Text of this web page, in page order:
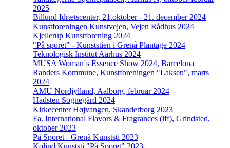
2025
Billund Idrætscenter, 21.oktober - 21. december 2024
Kunstforeningen Kunstvejen, Vejen Rådhus 2024
Kjellerup Kunstforening 2024
"På sporet" - Kunststien i Grenå Plantage 2024
Teknologisk Institut Aarhus 2024
MUSA Woman´s Essence Show 2024, Barcelona
Randers Kommune, Kunstforeningen "Laksen", marts
2024
AMU Nordjylland, Aalborg, februar 2024
Hadsten Sognegård 2024
Kirkecenter Højvangen, Skanderborg 2023
Fa. International Flavors & Fragrances (iff), Grindsted,
oktober 2023
På Sporet - Grenå Kunststi 2023